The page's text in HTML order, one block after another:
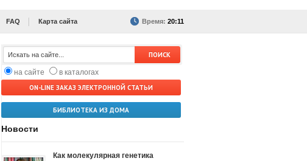
FAQ Карта сайта Время: 20:11
на сайте
в каталогах
ON-LINE ЗАКАЗ ЭЛЕКТРОННОЙ СТАТЬИ
БИБЛИОТЕКА ИЗ ДОМА
Новости
Как молекулярная генетика